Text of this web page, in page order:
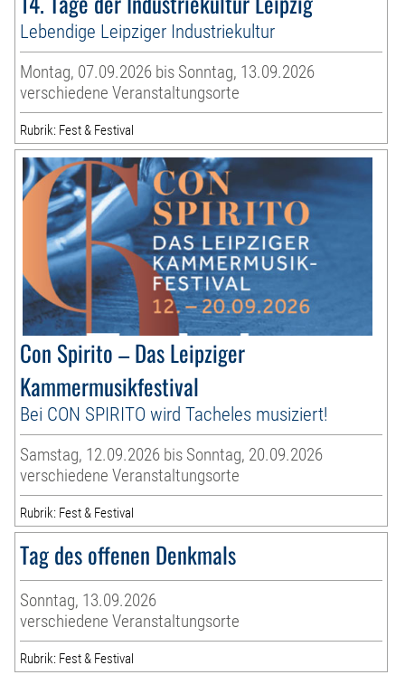
Lebendige Leipziger Industriekultur
Montag, 07.09.2026 bis Sonntag, 13.09.2026
verschiedene Veranstaltungsorte
Rubrik: Fest & Festival
Con Spirito – Das Leipziger
Kammermusikfestival
Bei CON SPIRITO wird Tacheles musiziert!
Samstag, 12.09.2026 bis Sonntag, 20.09.2026
verschiedene Veranstaltungsorte
Rubrik: Fest & Festival
Tag des offenen Denkmals
Sonntag, 13.09.2026
verschiedene Veranstaltungsorte
Rubrik: Fest & Festival